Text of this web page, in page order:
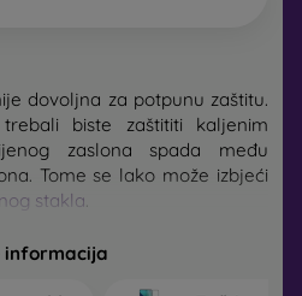
dovoljna za potpunu zaštitu.
biste zaštititi kaljenim
zaslona spada među
Tome se lako može izbjeći
stakla
ne postoji, ali u većini
informacija